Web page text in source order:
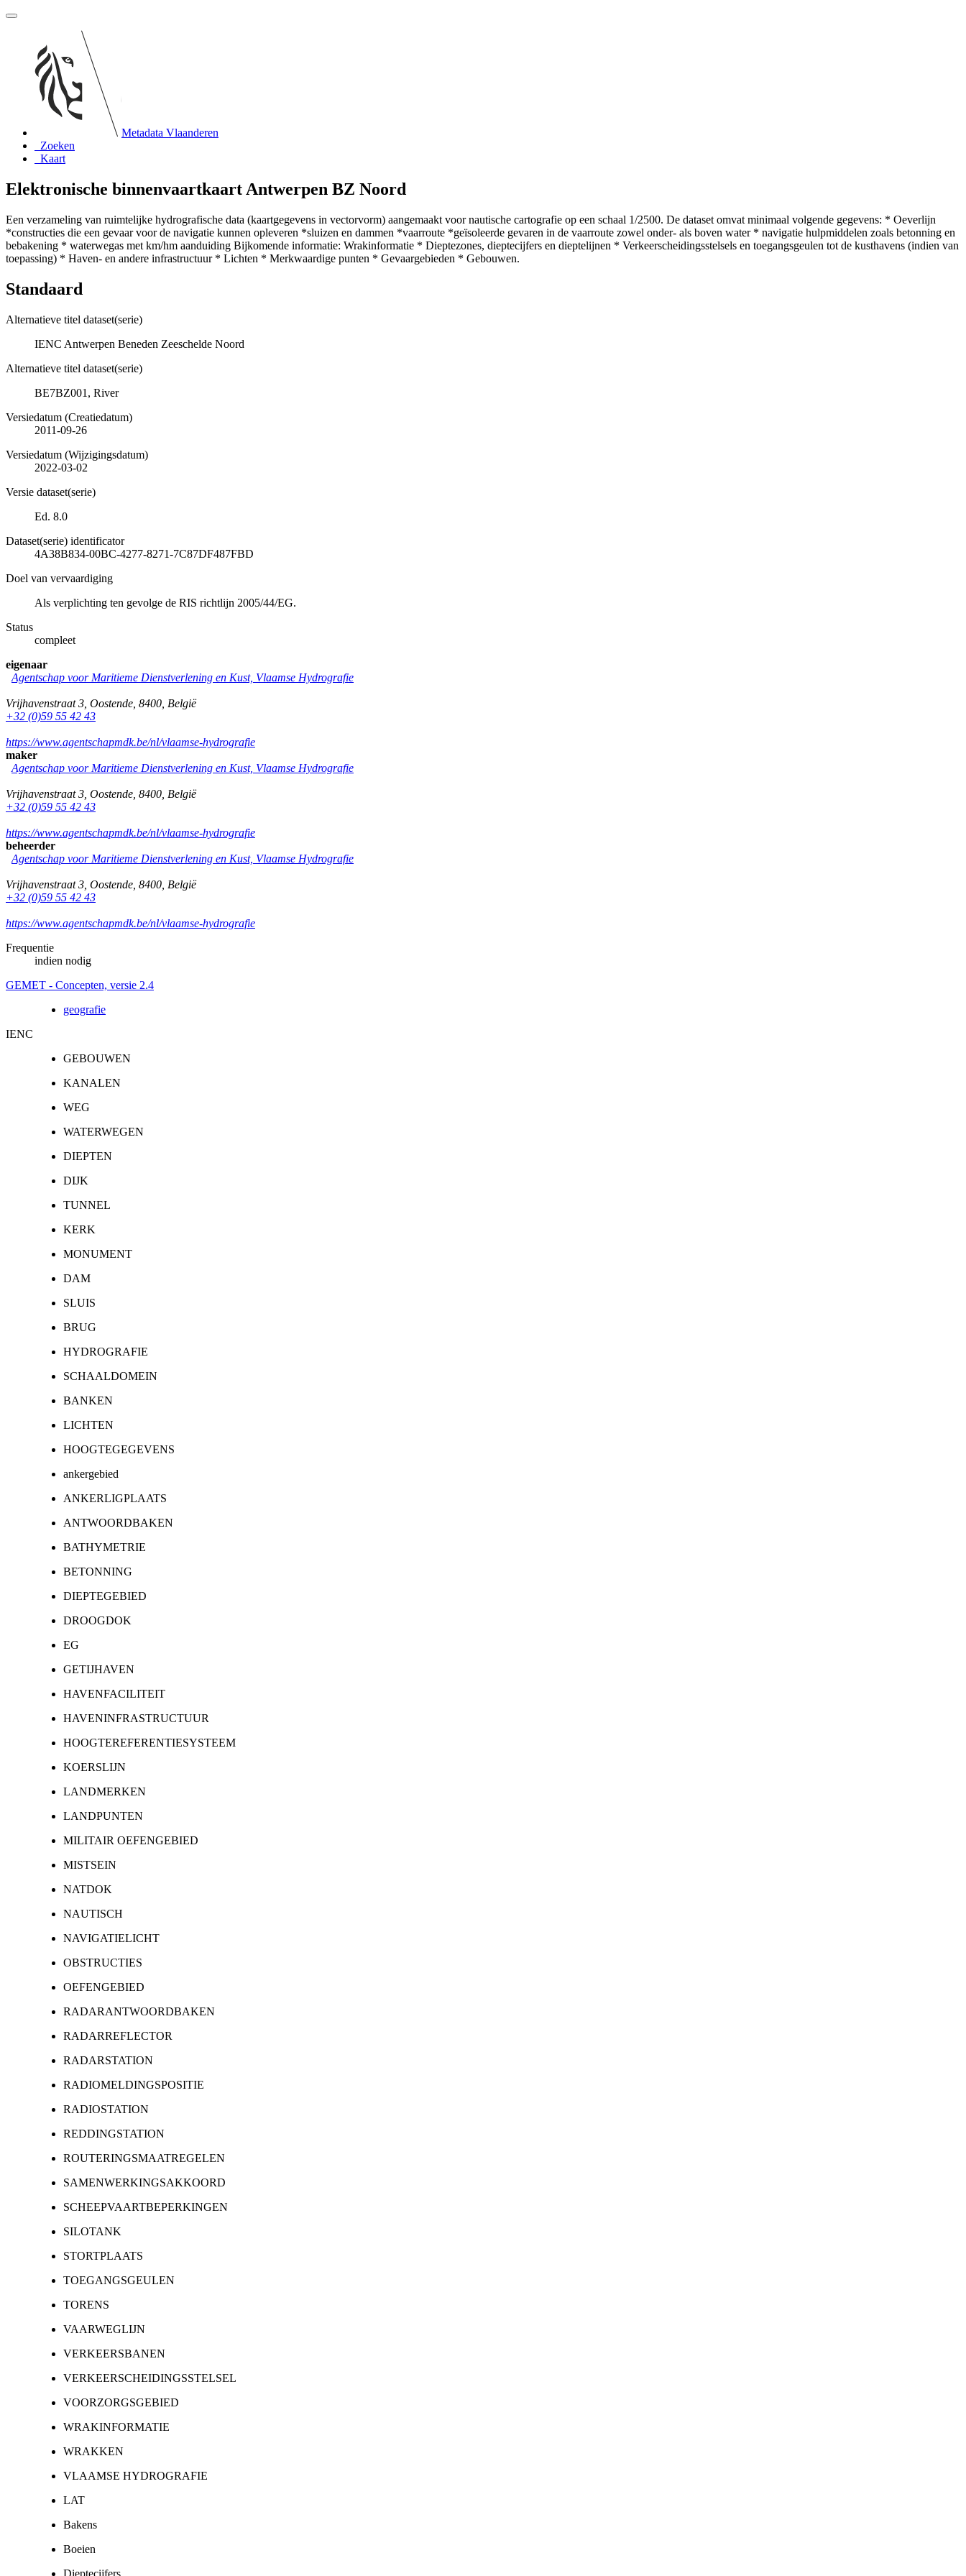
Metadata Vlaanderen
Zoeken
Kaart
Elektronische binnenvaartkaart Antwerpen BZ Noord
Een verzameling van ruimtelijke hydrografische data (kaartgegevens in vectorvorm) aangemaakt voor nautische cartografie op een schaal 1/2500. De dataset omvat minimaal volgende gegevens: * Oeverlijn
*constructies die een gevaar voor de navigatie kunnen opleveren *sluizen en dammen *vaarroute *geïsoleerde gevaren in de vaarroute zowel onder- als boven water * navigatie hulpmiddelen zoals betonning en
bebakening * waterwegas met km/hm aanduiding Bijkomende informatie: Wrakinformatie * Dieptezones, dieptecijfers en dieptelijnen * Verkeerscheidingsstelsels en toegangsgeulen tot de kusthavens (indien van
toepassing) * Haven- en andere infrastructuur * Lichten * Merkwaardige punten * Gevaargebieden * Gebouwen.
Standaard
Alternatieve titel dataset(serie)
IENC Antwerpen Beneden Zeeschelde Noord
Alternatieve titel dataset(serie)
BE7BZ001, River
Versiedatum (Creatiedatum)
2011-09-26
Versiedatum (Wijzigingsdatum)
2022-03-02
Versie dataset(serie)
Ed. 8.0
Dataset(serie) identificator
4A38B834-00BC-4277-8271-7C87DF487FBD
Doel van vervaardiging
Als verplichting ten gevolge de RIS richtlijn 2005/44/EG.
Status
compleet
eigenaar
Agentschap voor Maritieme Dienstverlening en Kust, Vlaamse Hydrografie
Vrijhavenstraat 3 Oostende 8400 België
+32 (0)59 55 42 43
https://www.agentschapmdk.be/nl/vlaamse-hydrografie
maker
Agentschap voor Maritieme Dienstverlening en Kust, Vlaamse Hydrografie
Vrijhavenstraat 3 Oostende 8400 België
+32 (0)59 55 42 43
https://www.agentschapmdk.be/nl/vlaamse-hydrografie
beheerder
Agentschap voor Maritieme Dienstverlening en Kust, Vlaamse Hydrografie
Vrijhavenstraat 3 Oostende 8400 België
+32 (0)59 55 42 43
https://www.agentschapmdk.be/nl/vlaamse-hydrografie
Frequentie
indien nodig
GEMET - Concepten, versie 2.4
geografie
IENC
GEBOUWEN
KANALEN
WEG
WATERWEGEN
DIEPTEN
DIJK
TUNNEL
KERK
MONUMENT
DAM
SLUIS
BRUG
HYDROGRAFIE
SCHAALDOMEIN
BANKEN
LICHTEN
HOOGTEGEGEVENS
ankergebied
ANKERLIGPLAATS
ANTWOORDBAKEN
BATHYMETRIE
BETONNING
DIEPTEGEBIED
DROOGDOK
EG
GETIJHAVEN
HAVENFACILITEIT
HAVENINFRASTRUCTUUR
HOOGTEREFERENTIESYSTEEM
KOERSLIJN
LANDMERKEN
LANDPUNTEN
MILITAIR OEFENGEBIED
MISTSEIN
NATDOK
NAUTISCH
NAVIGATIELICHT
OBSTRUCTIES
OEFENGEBIED
RADARANTWOORDBAKEN
RADARREFLECTOR
RADARSTATION
RADIOMELDINGSPOSITIE
RADIOSTATION
REDDINGSTATION
ROUTERINGSMAATREGELEN
SAMENWERKINGSAKKOORD
SCHEEPVAARTBEPERKINGEN
SILOTANK
STORTPLAATS
TOEGANGSGEULEN
TORENS
VAARWEGLIJN
VERKEERSBANEN
VERKEERSCHEIDINGSSTELSEL
VOORZORGSGEBIED
WRAKINFORMATIE
WRAKKEN
VLAAMSE HYDROGRAFIE
LAT
Bakens
Boeien
Dieptecijfers